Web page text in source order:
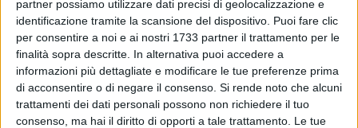
partner possiamo utilizzare dati precisi di geolocalizzazione e
identificazione tramite la scansione del dispositivo. Puoi fare clic
per consentire a noi e ai nostri 1733 partner il trattamento per le
finalità sopra descritte. In alternativa puoi accedere a
informazioni più dettagliate e modificare le tue preferenze prima
di acconsentire o di negare il consenso. Si rende noto che alcuni
trattamenti dei dati personali possono non richiedere il tuo
consenso, ma hai il diritto di opporti a tale trattamento. Le tue
3
A Spinazzola in 239​ si sono recati al seggio allestito per